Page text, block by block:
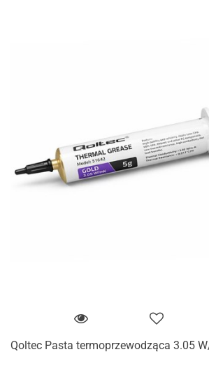
Qoltec Pasta termoprzewodząca 3.05